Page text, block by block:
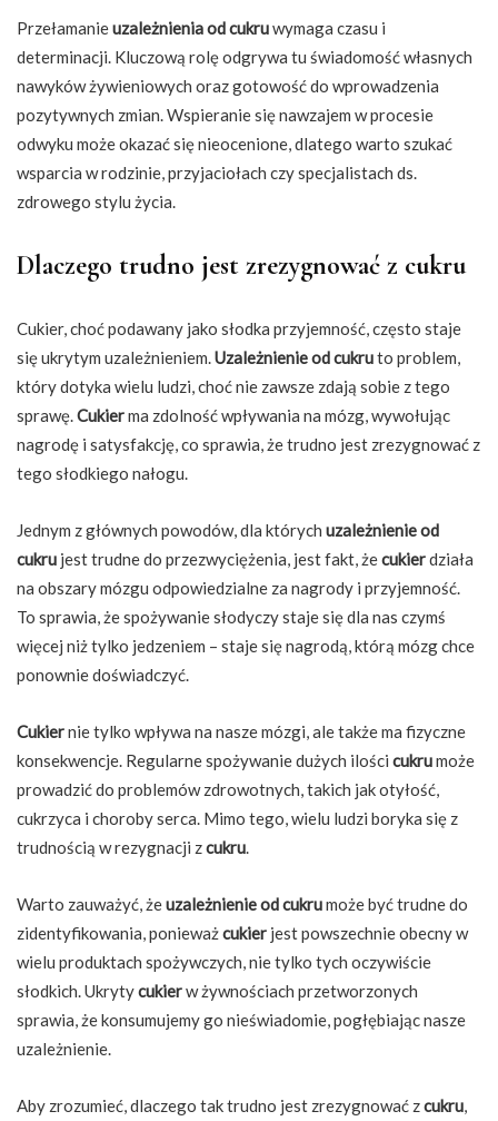
Przełamanieuzależnienia od cukruwymaga czasu i
determinacji. Kluczową rolę odgrywa tu świadomość własnych
nawyków żywieniowych oraz gotowość do wprowadzenia
pozytywnych zmian. Wspieranie się nawzajem w procesie
odwyku może okazać się nieocenione, dlatego warto szukać
wsparcia w rodzinie, przyjaciołach czy specjalistach ds.
zdrowego stylu życia.
Dlaczego trudno jest zrezygnować z cukru
Cukier, choć podawany jako słodka przyjemność, często staje
się ukrytym uzależnieniem.Uzależnienie od cukruto problem,
który dotyka wielu ludzi, choć nie zawsze zdają sobie z tego
sprawę.Cukierma zdolność wpływania na mózg, wywołując
nagrodę i satysfakcję, co sprawia, że trudno jest zrezygnować z
tego słodkiego nałogu.
Jednym z głównych powodów, dla których uzależnienie od
cukru jest trudne do przezwyciężenia, jest fakt, żecukierdziała
na obszary mózgu odpowiedzialne za nagrody i przyjemność.
To sprawia, że spożywanie słodyczy staje się dla nas czymś
więcej niż tylko jedzeniem – staje się nagrodą, którą mózg chce
ponownie doświadczyć.
Cukiernie tylko wpływa na nasze mózgi, ale także ma fizyczne
konsekwencje. Regularne spożywanie dużych ilości cukrumoże
prowadzić do problemów zdrowotnych, takich jak otyłość,
cukrzyca i choroby serca. Mimo tego, wielu ludzi boryka się z
trudnością w rezygnacji zcukru.
Warto zauważyć, żeuzależnienie od cukrumoże być trudne do
zidentyfikowania, ponieważcukier jest powszechnie obecny w
wielu produktach spożywczych, nie tylko tych oczywiście
słodkich. Ukrytycukierw żywnościach przetworzonych
sprawia, że konsumujemy go nieświadomie, pogłębiając nasze
uzależnienie.
Aby zrozumieć, dlaczego tak trudno jest zrezygnować zcukru,